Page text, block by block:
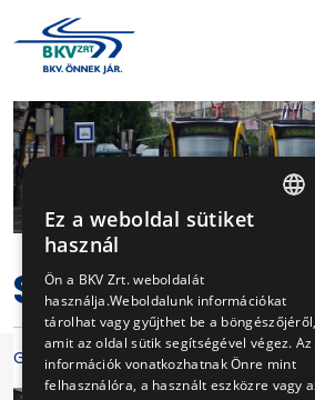
SAJTÓSZOBA
Galériák
Ez a weboldal sütiket
használ
Ön a BKV Zrt. weboldalát
használja.Weboldalunk információkat
tárolhat vagy gyűjthet be a böngészőjéről,
amit az oldal sütik segítségével végez. Az
információk vonatkozhatnak Önre mint
felhasználóra, a használt eszközre vagy